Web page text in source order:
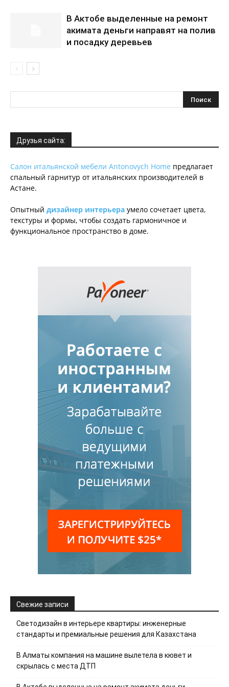
В Актобе выделенные на ремонт
акимата деньги направят на полив
и посадку деревьев
Друзья сайта:
Салон итальянской мебели Antonovych Home предлагает
спальный гарнитур от итальянских производителей в
Астане.
Опытный дизайнер интерьера умело сочетает цвета,
текстуры и формы, чтобы создать гармоничное и
функциональное пространство в доме.
Свежие записи
Светодизайн в интерьере квартиры: инженерные
стандарты и премиальные решения для Казахстана
В Алматы компания на машине вылетела в кювет и
скрылась с места ДТП